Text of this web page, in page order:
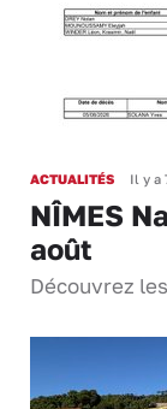
ACTUALITÉS Il y a
NÎMES
août
Découvrez